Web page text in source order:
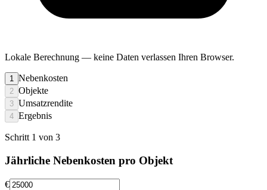
Lokale Berechnung — keine Daten verlassen Ihren Browser.
1 Nebenkosten
2 Objekte
3 Umsatzrendite
4 Ergebnis
Schritt 1 von 3
Jährliche Nebenkosten pro Objekt
€